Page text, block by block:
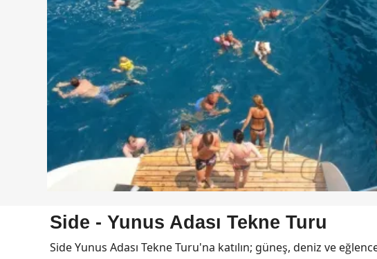
Side - Yunus Adası Tekne Turu
Side Yunus Adası Tekne Turu'na katılın; güneş, deniz ve